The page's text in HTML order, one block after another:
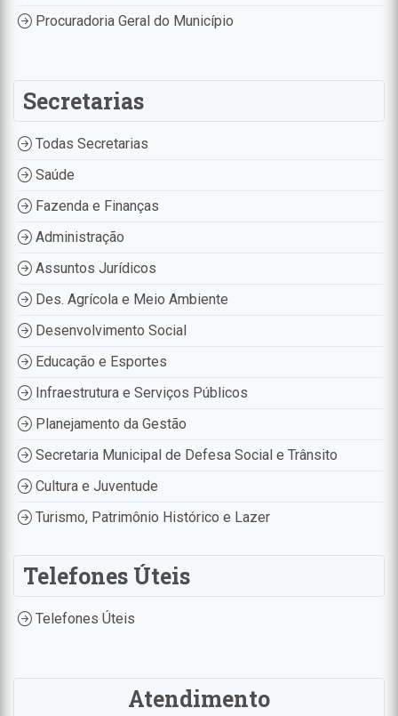
Procuradoria Geral do Município
Secretarias
Todas Secretarias
Saúde
Fazenda e Finanças
Administração
Assuntos Jurídicos
Des. Agrícola e Meio Ambiente
Desenvolvimento Social
Educação e Esportes
Infraestrutura e Serviços Públicos
Planejamento da Gestão
Secretaria Municipal de Defesa Social e Trânsito
Cultura e Juventude
Turismo, Patrimônio Histórico e Lazer
Telefones Úteis
Telefones Úteis
Atendimento